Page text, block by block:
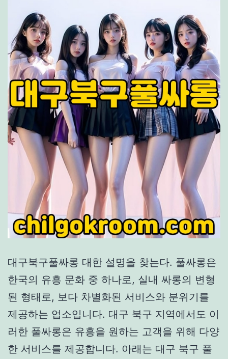
대구북구풀싸롱 대한 설명을 찾는다. 풀싸롱은
한국의 유흥 문화 중 하나로, 실내 싸롱의 변형
된 형태로, 보다 차별화된 서비스와 분위기를
제공하는 업소입니다. 대구 북구 지역에서도 이
러한 풀싸롱은 유흥을 원하는 고객을 위해 다양
한 서비스를 제공합니다. 아래는 대구 북구 풀